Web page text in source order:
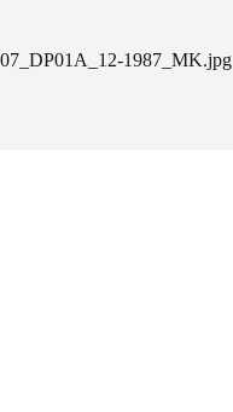
07_DP01A_12-1987_MK.jpg